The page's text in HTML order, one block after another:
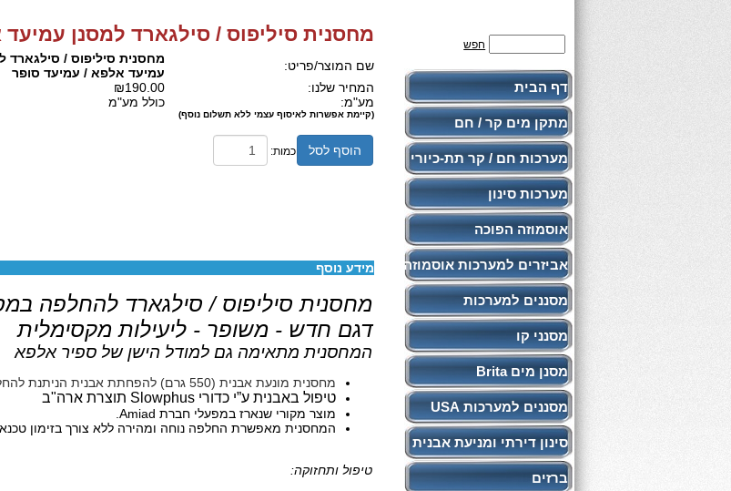
חפש
דף הבית
מתקן מים קר / חם
מערכות חם / קר תת-כיורי
מערכות סינון
אוסמוזה הפוכה
אביזרים למערכות אוסמוזה
מסננים למערכות
מסנני קו
מסנן מים Brita
מסננים למערכות USA
סינון דירתי ומניעת אבנית
ברזים
מחסנית סיליפוס / סילגארד למסנן
שם המוצר/פריט:
מחסנית סיליפוס / סילגארד
עמיעד אלפא / עמיעד סופר
המחיר שלנו:
₪190.00
מע"מ:
כולל מע"מ
(קיימת אפשרות לאיסוף עצמי ללא תשלום נוסף)
הוסף לסל כמות:
מידע נוסף
מחסנית סיליפוס / סילגארד להחלפה
דגם חדש - משופר - ליעילות מקסימלית
המחסנית מתאימה גם למודל הישן של ספיר אלפא
מחסנית מונעת אבנית (550 גרם) להפחתת אבנית הניתנת להחלפה מהירה
טיפול באבנית ע”י כדורי Slowphus תוצרת ארה"ב
מוצר מקורי שנארז במפעלי חברת Amiad.
המחסנית מאפשרת החלפה נוחה ומהירה ללא צורך בזימון
טיפול ותחזוקה: